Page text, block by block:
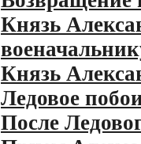
Князь
Князь
Ледовое
После